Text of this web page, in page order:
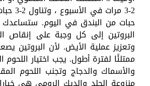
حبات من البندق في اليوم. ستساعدك
البروتين إلى كل وجبة على إنقاص
وتعزيز عملية الأيض. لأن البروتين
ممتلئًا لفترة أطول. يجب اختيار اللحوم
والأسماك والدجاج وتجنب اللحوم